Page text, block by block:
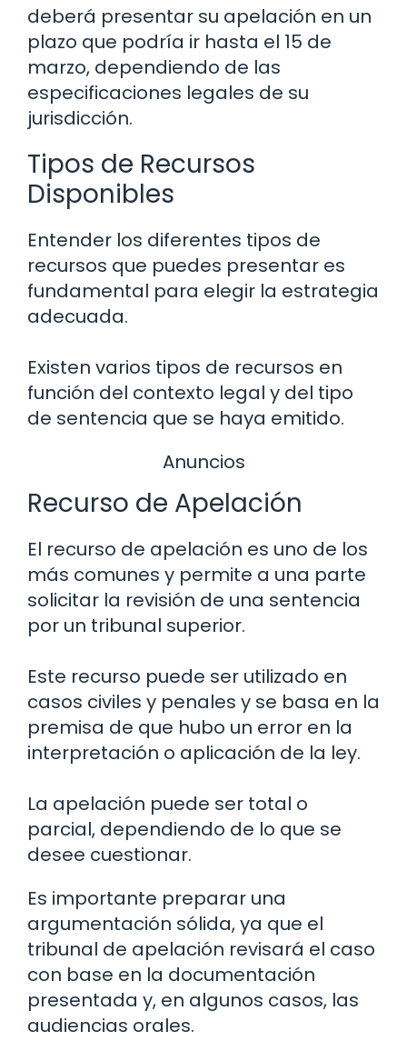
deberá presentar su apelación en un
plazo que podría ir hasta el 15 de
marzo, dependiendo de las
especificaciones legales de su
jurisdicción.
Tipos de Recursos
Disponibles
Entender los diferentes tipos de
recursos que puedes presentar es
fundamental para elegir la estrategia
adecuada.
Existen varios tipos de recursos en
función del contexto legal y del tipo
de sentencia que se haya emitido.
Anuncios
Recurso de Apelación
El recurso de apelación es uno de los
más comunes y permite a una parte
solicitar la revisión de una sentencia
por un tribunal superior.
Este recurso puede ser utilizado en
casos civiles y penales y se basa en la
premisa de que hubo un error en la
interpretación o aplicación de la ley.
La apelación puede ser total o
parcial, dependiendo de lo que se
desee cuestionar.
Es importante preparar una
argumentación sólida, ya que el
tribunal de apelación revisará el caso
con base en la documentación
presentada y, en algunos casos, las
audiencias orales.